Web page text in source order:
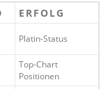
ERFOLG
Platin-Status
Top-Chart
Positionen